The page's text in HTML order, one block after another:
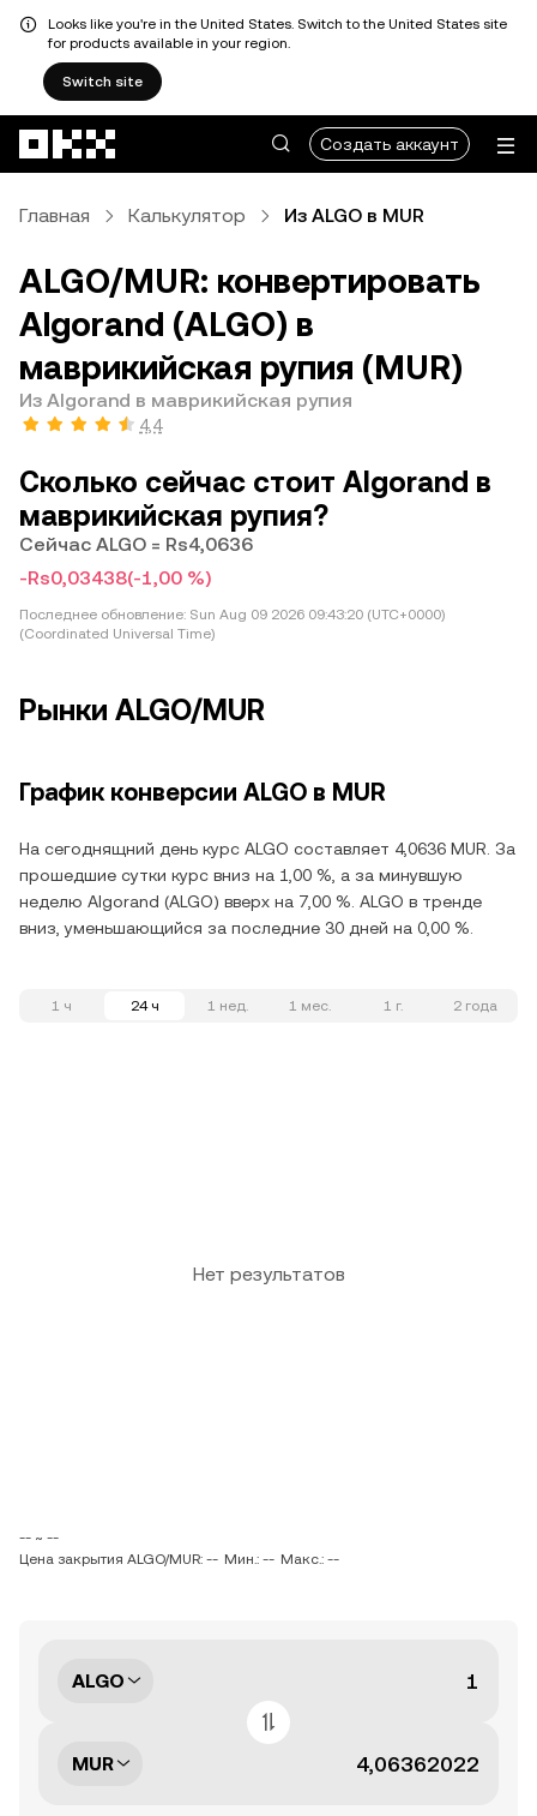
Looks like you're in the United States. Switch to the United States site
for products available in your region.
Switch site
Создать аккаунт
Главная Калькулятор Из ALGO в MUR
ALGO/MUR: конвертировать
Algorand (ALGO) в
маврикийская рупия (MUR)
Из Algorand в маврикийская рупия
4,4
Сколько сейчас стоит Algorand в
маврикийская рупия?
Сейчас ALGO = Rs4,0636
-Rs0,03438(-1,00 %)
Последнее обновление: Sun Aug 09 2026 09:43:20 (UTC+0000)
(Coordinated Universal Time)
Рынки ALGO/MUR
График конверсии ALGO в MUR
На сегоднящний день курс ALGO составляет 4,0636 MUR. За
прошедшие сутки курс вниз на 1,00 %, а за минувшую
неделю Algorand (ALGO) вверх на 7,00 %. ALGO в тренде
вниз, уменьшающийся за последние 30 дней на 0,00 %.
1 ч 24 ч 1 нед. 1 мес. 1 г. 2 года
Нет результатов
-- ~ --
Цена закрытия ALGO/MUR: -- Мин.: -- Макс.: --
ALGO
MUR